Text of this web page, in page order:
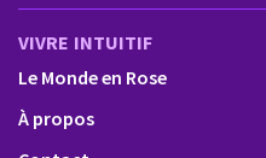
VIVRE INTUITIF
Le Monde en Rose
À propos